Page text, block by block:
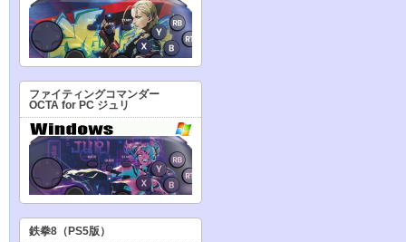
ファイティングコマンダー
OCTA for PC ジュリ
鉄拳8（PS5版）